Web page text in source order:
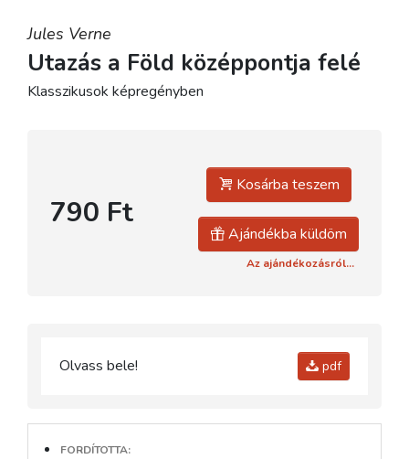
Jules Verne
Utazás a Föld középpontja felé
Klasszikusok képregényben
790 Ft
Kosárba teszem
Ajándékba küldöm
Az ajándékozásról...
Olvass bele! pdf
FORDÍTOTTA: